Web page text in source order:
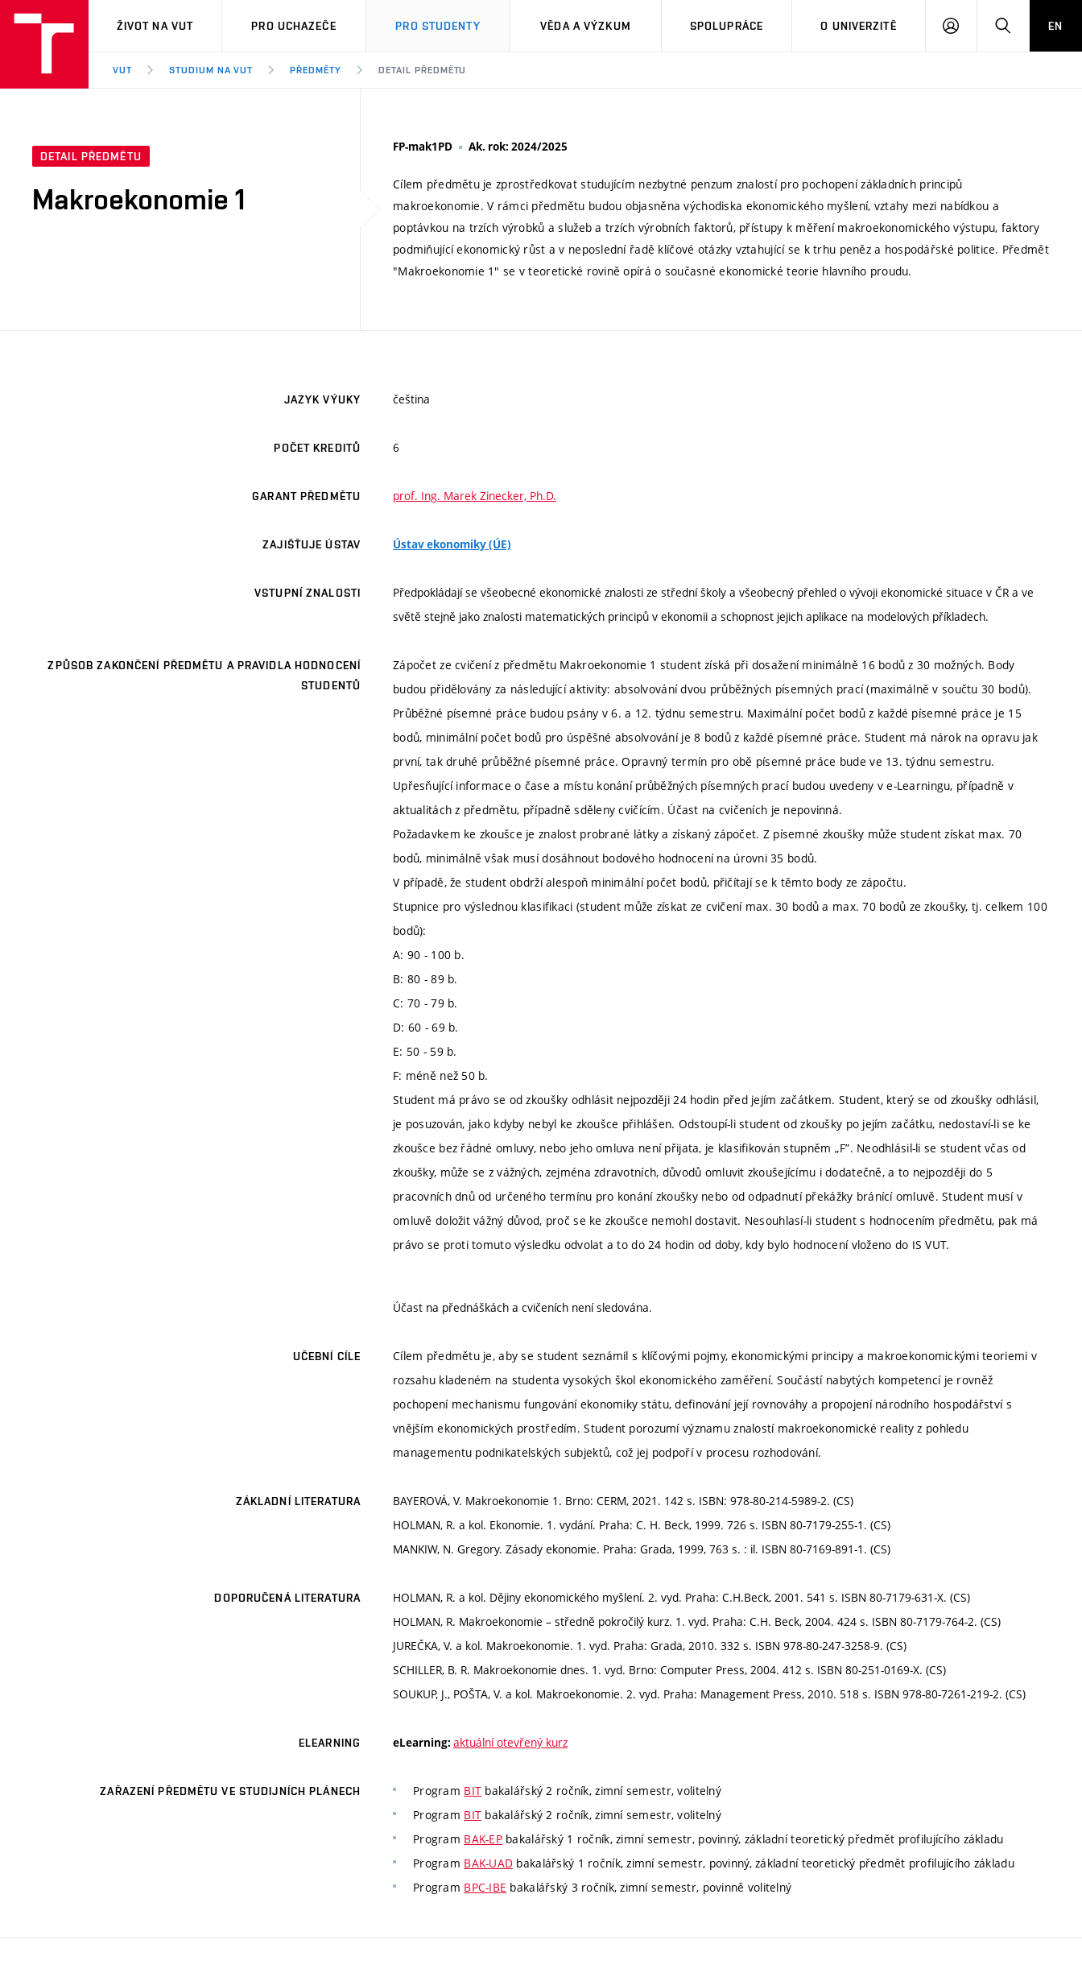
VUT
ŽIVOT NA VUT PRO UCHAZEČE PRO STUDENTY VĚDA A VÝZKUM SPOLUPRÁCE O UNIVERZITĚ
PŘIHLÁSIT HLEDATEN
VUT STUDIUM NA VUT PŘEDMĚTY DETAIL PŘEDMĚTU
DETAIL PŘEDMĚTU
Makroekonomie 1
FP-mak1PD Ak. rok: 2024/2025
Cílem předmětu je zprostředkovat studujícím nezbytné penzum znalostí pro pochopení základních principů
makroekonomie. V rámci předmětu budou objasněna východiska ekonomického myšlení, vztahy mezi nabídkou a
poptávkou na trzích výrobků a služeb a trzích výrobních faktorů, přístupy k měření makroekonomického výstupu, faktory
podmiňující ekonomický růst a v neposlední řadě klíčové otázky vztahující se k trhu peněz a hospodářské politice. Předmět
"Makroekonomie 1" se v teoretické rovině opírá o současné ekonomické teorie hlavního proudu.
JAZYK VÝUKY čeština
POČET KREDITŮ 6
GARANT PŘEDMĚTU prof. Ing. Marek Zinecker, Ph.D.
ZAJIŠŤUJE ÚSTAV Ústav ekonomiky (ÚE)
VSTUPNÍ ZNALOSTI
Předpokládají se všeobecné ekonomické znalosti ze střední školy a všeobecný přehled o vývoji ekonomické situace v ČR a ve
světě stejně jako znalosti matematických principů v ekonomii a schopnost jejich aplikace na modelových příkladech.
ZPŮSOB ZAKONČENÍ PŘEDMĚTU A PRAVIDLA HODNOCENÍ
STUDENTŮ
Zápočet ze cvičení z předmětu Makroekonomie 1 student získá při dosažení minimálně 16 bodů z 30 možných. Body
budou přidělovány za následující aktivity: absolvování dvou průběžných písemných prací (maximálně v součtu 30 bodů).
Průběžné písemné práce budou psány v 6. a 12. týdnu semestru. Maximální počet bodů z každé písemné práce je 15
bodů, minimální počet bodů pro úspěšné absolvování je 8 bodů z každé písemné práce. Student má nárok na opravu jak
první, tak druhé průběžné písemné práce. Opravný termín pro obě písemné práce bude ve 13. týdnu semestru.
Upřesňující informace o čase a místu konání průběžných písemných prací budou uvedeny v e-Learningu, případně v
aktualitách z předmětu, případně sděleny cvičícím. Účast na cvičeních je nepovinná.
Požadavkem ke zkoušce je znalost probrané látky a získaný zápočet. Z písemné zkoušky může student získat max. 70
bodů, minimálně však musí dosáhnout bodového hodnocení na úrovni 35 bodů.
V případě, že student obdrží alespoň minimální počet bodů, přičítají se k těmto body ze zápočtu.
Stupnice pro výslednou klasifikaci (student může získat ze cvičení max. 30 bodů a max. 70 bodů ze zkoušky, tj. celkem 100
bodů):
A: 90 - 100 b.
B: 80 - 89 b.
C: 70 - 79 b.
D: 60 - 69 b.
E: 50 - 59 b.
F: méně než 50 b.
Student má právo se od zkoušky odhlásit nejpozději 24 hodin před jejím začátkem. Student, který se od zkoušky odhlásil,
je posuzován, jako kdyby nebyl ke zkoušce přihlášen. Odstoupí-li student od zkoušky po jejím začátku, nedostaví-li se ke
zkoušce bez řádné omluvy, nebo jeho omluva není přijata, je klasifikován stupněm „F”. Neodhlásil-li se student včas od
zkoušky, může se z vážných, zejména zdravotních, důvodů omluvit zkoušejícímu i dodatečně, a to nejpozději do 5
pracovních dnů od určeného termínu pro konání zkoušky nebo od odpadnutí překážky bránící omluvě. Student musí v
omluvě doložit vážný důvod, proč se ke zkoušce nemohl dostavit. Nesouhlasí-li student s hodnocením předmětu, pak má
právo se proti tomuto výsledku odvolat a to do 24 hodin od doby, kdy bylo hodnocení vloženo do IS VUT.
Účast na přednáškách a cvičeních není sledována.
UČEBNÍ CÍLE
Cílem předmětu je, aby se student seznámil s klíčovými pojmy, ekonomickými principy a makroekonomickými teoriemi v
rozsahu kladeném na studenta vysokých škol ekonomického zaměření. Součástí nabytých kompetencí je rovněž
pochopení mechanismu fungování ekonomiky státu, definování její rovnováhy a propojení národního hospodářství s
vnějším ekonomických prostředím. Student porozumí významu znalostí makroekonomické reality z pohledu
managementu podnikatelských subjektů, což jej podpoří v procesu rozhodování.
ZÁKLADNÍ LITERATURA
BAYEROVÁ, V. Makroekonomie 1. Brno: CERM, 2021. 142 s. ISBN: 978-80-214-5989-2. (CS)
HOLMAN, R. a kol. Ekonomie. 1. vydání. Praha: C. H. Beck, 1999. 726 s. ISBN 80-7179-255-1. (CS)
MANKIW, N. Gregory. Zásady ekonomie. Praha: Grada, 1999, 763 s. : il. ISBN 80-7169-891-1. (CS)
DOPORUČENÁ LITERATURA
HOLMAN, R. a kol. Dějiny ekonomického myšlení. 2. vyd. Praha: C.H.Beck, 2001. 541 s. ISBN 80-7179-631-X. (CS)
HOLMAN, R. Makroekonomie – středně pokročilý kurz. 1. vyd. Praha: C.H. Beck, 2004. 424 s. ISBN 80-7179-764-2. (CS)
JUREČKA, V. a kol. Makroekonomie. 1. vyd. Praha: Grada, 2010. 332 s. ISBN 978-80-247-3258-9. (CS)
SCHILLER, B. R. Makroekonomie dnes. 1. vyd. Brno: Computer Press, 2004. 412 s. ISBN 80-251-0169-X. (CS)
SOUKUP, J., POŠTA, V. a kol. Makroekonomie. 2. vyd. Praha: Management Press, 2010. 518 s. ISBN 978-80-7261-219-2. (CS)
ELEARNING eLearning: aktuální otevřený kurz
ZAŘAZENÍ PŘEDMĚTU VE STUDIJNÍCH PLÁNECH Program BIT bakalářský 2 ročník, zimní semestr, volitelný
Program BIT bakalářský 2 ročník, zimní semestr, volitelný
Program BAK-EPbakalářský 1 ročník, zimní semestr, povinný, základní teoretický předmět profilujícího základu
Program BAK-UAD bakalářský 1 ročník, zimní semestr, povinný, základní teoretický předmět profilujícího základu
Program BPC-IBE bakalářský 3 ročník, zimní semestr, povinně volitelný